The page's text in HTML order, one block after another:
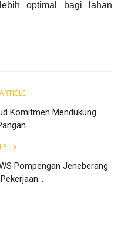
optimal bagi lahan
Komitmen Mendukung
Pompengan Jeneberang